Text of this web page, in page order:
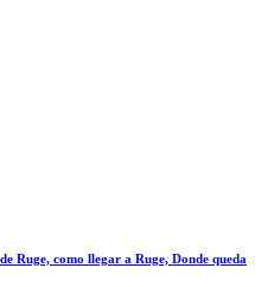
Ruge, como llegar a Ruge, Donde queda